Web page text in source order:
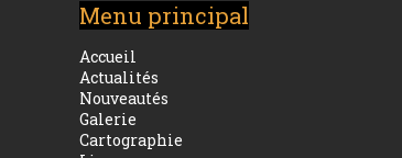
Menu principal
Accueil
Actualités
Nouveautés
Galerie
Cartographie